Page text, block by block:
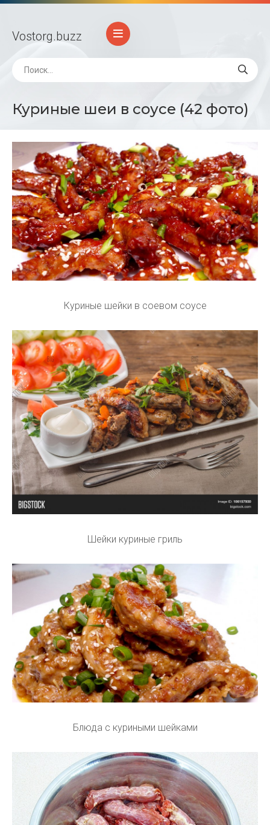
Vostorg.buzz
Куриные шеи в соусе (42 фото)
Куриные шейки в соевом соусе
Шейки куриные гриль
Блюда с куриными шейками